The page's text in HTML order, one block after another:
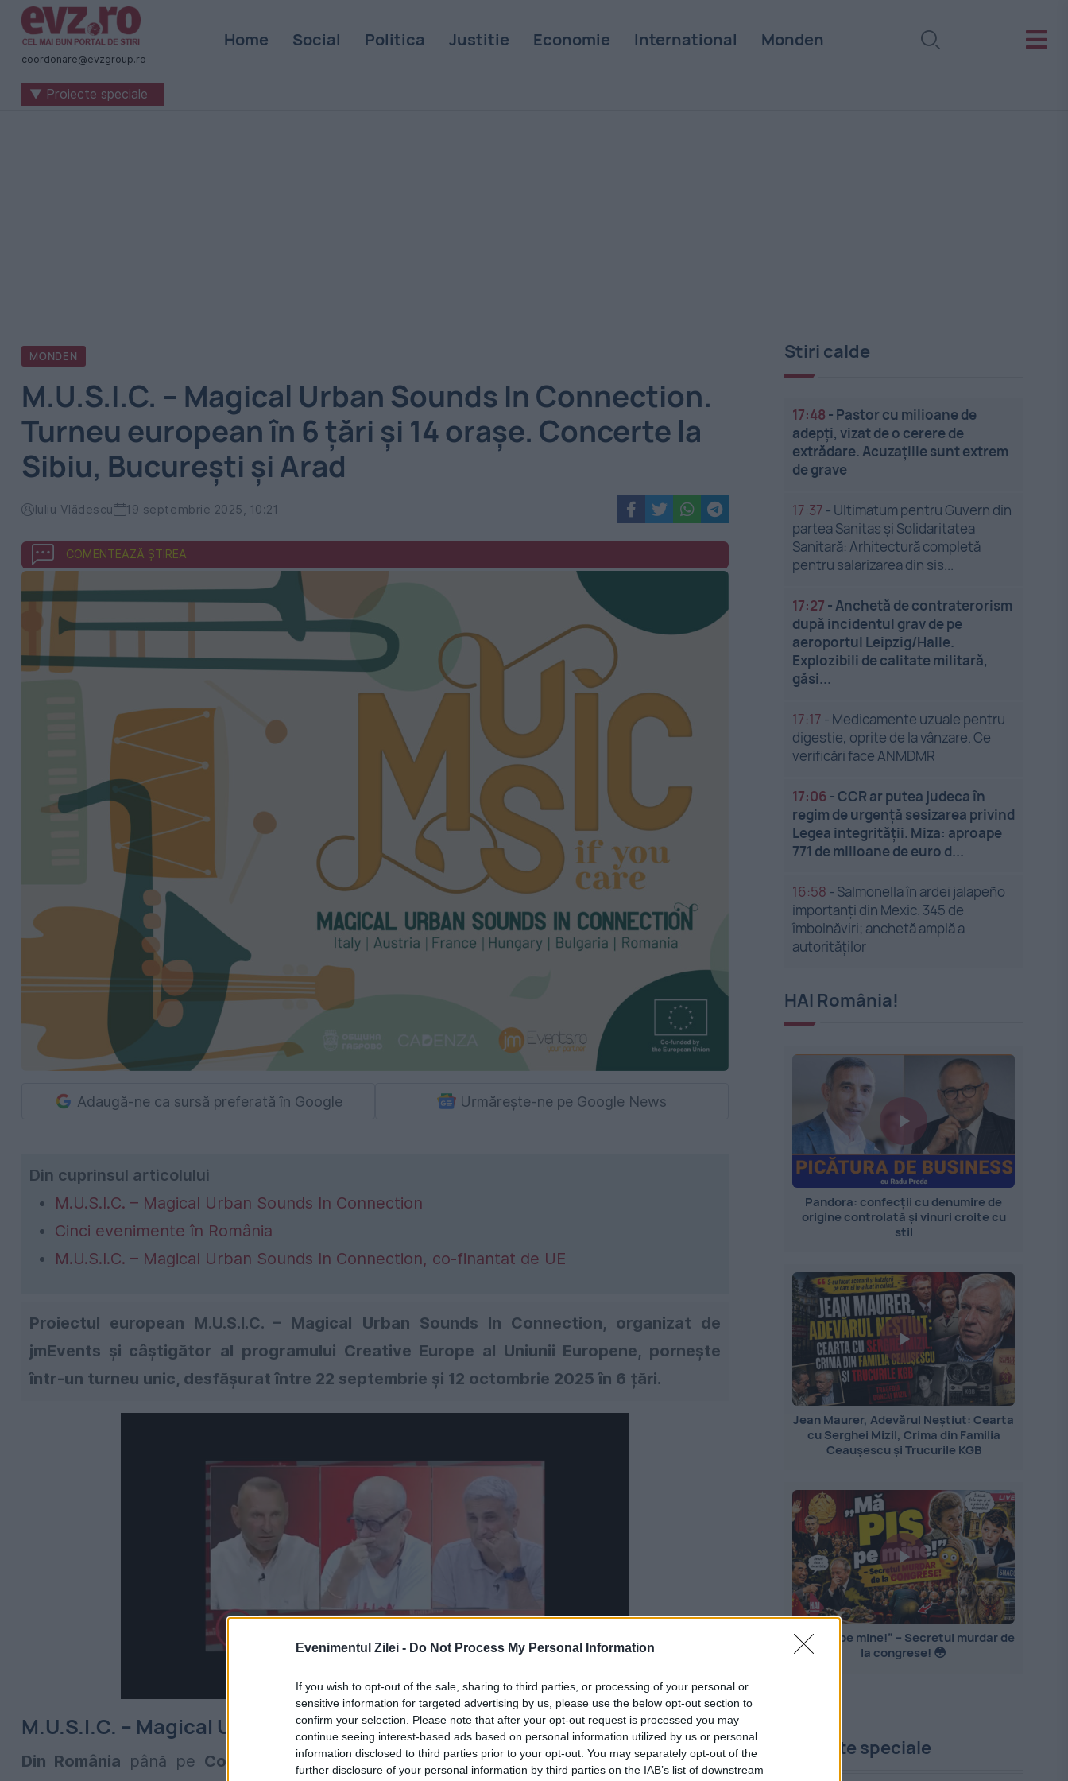
Evenimentul Zilei - Do Not Process My Personal Information
If you wish to opt-out of the sale, sharing to third parties, or processing of your personal or
sensitive information for targeted advertising by us, please use the below opt-out section to
confirm your selection. Please note that after your opt-out request is processed you may
continue seeing interest-based ads based on personal information utilized by us or personal
information disclosed to third parties prior to your opt-out. You may separately opt-out of the
further disclosure of your personal information by third parties on the IAB’s list of downstream
Știri
naționale
internaționale
coordonare@evzgroup.ro
Home Social Politica Justitie Economie International Monden
▼ Proiecte speciale
MONDEN
M.U.S.I.C. – Magical Urban Sounds In Connection.
Turneu european în 6 țări și 14 orașe. Concerte la
Sibiu, București și Arad
Iuliu Vlădescu 19 septembrie 2025, 10:21
COMENTEAZĂ ȘTIREA
Adaugă-ne ca sursă preferată în Google Urmărește-ne pe Google News
Din cuprinsul articolului
M.U.S.I.C. – Magical Urban Sounds In Connection
Cinci evenimente în România
M.U.S.I.C. – Magical Urban Sounds In Connection, co-finantat de UE
Proiectul european M.U.S.I.C. – Magical Urban Sounds In Connection, organizat de
jmEvents și câștigător al programului Creative Europe al Uniunii Europene, pornește
într-un turneu unic, desfășurat între 22 septembrie și 12 octombrie 2025 în 6 țări.
M.U.S.I.C. – Magical Urban Sounds In Connection
Din România până pe Coasta de Azur,trecând prinItalia, Austria, Ungaria și Bulgaria,
Stiri calde
17:48 - Pastor cu milioane de
adepți, vizat de o cerere de
extrădare. Acuzațiile sunt extrem
de grave
17:37 - Ultimatum pentru Guvern din
partea Sanitas și Solidaritatea
Sanitară: Arhitectură completă
pentru salarizarea din sis...
17:27 -Anchetă de contraterorism
după incidentul grav de pe
aeroportul Leipzig/Halle.
Explozibili de calitate militară,
găsi...
17:17 - Medicamente uzuale pentru
digestie, oprite de la vânzare. Ce
verificări face ANMDMR
17:06 -CCR ar putea judeca în
regim de urgență sesizarea privind
Legea integrității. Miza: aproape
771 de milioane de euro d...
16:58 - Salmonella în ardei jalapeño
importanți din Mexic. 345 de
îmbolnăviri; anchetă amplă a
autorităților
HAI România!
Pandora: confecții cu denumire de
origine controlată și vinuri croite cu
stil
Jean Maurer, Adevărul Neștiut: Cearta
cu Serghei Mizil, Crima din Familia
Ceaușescu și Trucurile KGB
„Mă PIȘ pe mine!” – Secretul murdar de
la congrese! 😳
Proiecte speciale